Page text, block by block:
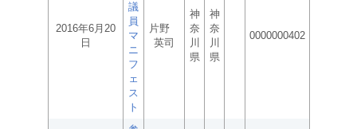
2016年6月20
日
議
員
マ
ニ
フ
ェ
ス
ト
片野
英司
神
奈
川
県
神
奈
川
県
0000000402